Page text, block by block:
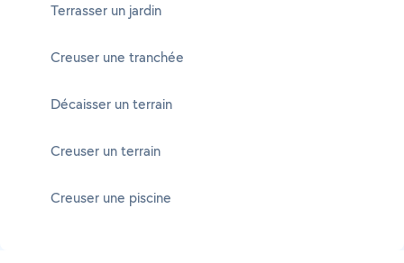
Terrasser un jardin
Creuser une tranchée
Décaisser un terrain
Creuser un terrain
Creuser une piscine